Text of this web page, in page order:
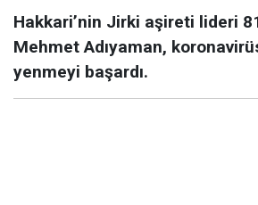
Hakkari’nin Jirki aşireti lideri
Mehmet Adıyaman,
yenmeyi başardı.